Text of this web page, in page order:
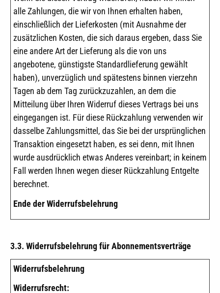
alle Zahlungen, die wir von Ihnen erhalten haben,
einschließlich der Lieferkosten (mit Ausnahme der
zusätzlichen Kosten, die sich daraus ergeben, dass Sie
eine andere Art der Lieferung als die von uns
angebotene, günstigste Standardlieferung gewählt
haben), unverzüglich und spätestens binnen vierzehn
Tagen ab dem Tag zurückzuzahlen, an dem die
Mitteilung über Ihren Widerruf dieses Vertrags bei uns
eingegangen ist. Für diese Rückzahlung verwenden wir
dasselbe Zahlungsmittel, das Sie bei der ursprünglichen
Transaktion eingesetzt haben, es sei denn, mit Ihnen
wurde ausdrücklich etwas Anderes vereinbart; in keinem
Fall werden Ihnen wegen dieser Rückzahlung Entgelte
berechnet.
Ende der Widerrufsbelehrung
3.3. Widerrufsbelehrung für Abonnementsverträge
Widerrufsbelehrung
Widerrufsrecht: